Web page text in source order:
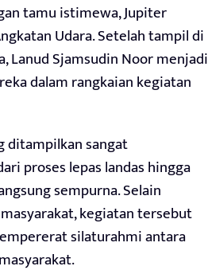
tamu istimewa, Jupiter
Udara. Setelah tampil di
Lanud Sjamsudin Noor menjadi
dalam rangkaian kegiatan
ditampilkan sangat
proses lepas landas hingga
sempurna. Selain
kegiatan tersebut
silaturahmi antara